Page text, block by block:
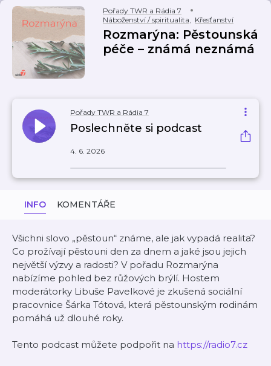
Pořady TWR a Rádia 7
Náboženství / spiritualita, Křesťanství
Rozmarýna: Pěstounská
péče – známá neznámá
Pořady TWR a Rádia 7
Poslechněte si podcast
4. 6. 2026
INFO KOMENTÁŘE
Všichni slovo „pěstoun“ známe, ale jak vypadá realita?
Co prožívají pěstouni den za dnem a jaké jsou jejich
největší výzvy a radosti? V pořadu Rozmarýna
nabízíme pohled bez růžových brýlí. Hostem
moderátorky Libuše Pavelkové je zkušená sociální
pracovnice Šárka Tótová, která pěstounským rodinám
pomáhá už dlouhé roky.
Tento podcast můžete podpořit na https://radio7.cz